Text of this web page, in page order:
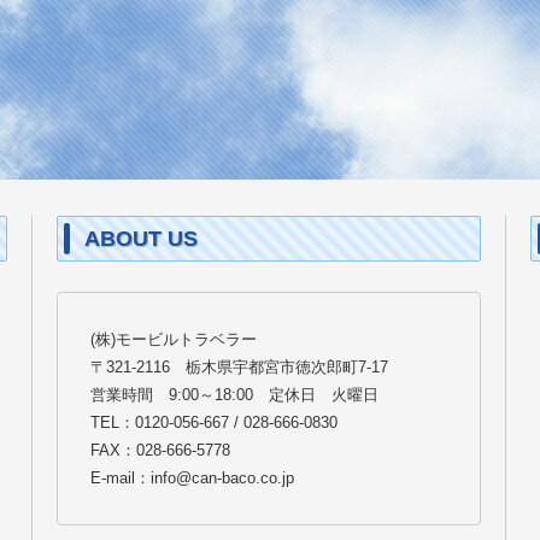
ABOUT US
(株)モービルトラベラー
〒321-2116 栃木県宇都宮市徳次郎町7-17
営業時間 9:00～18:00 定休日 火曜日
TEL：0120-056-667 / 028-666-0830
FAX：028-666-5778
E-mail：info@can-baco.co.jp